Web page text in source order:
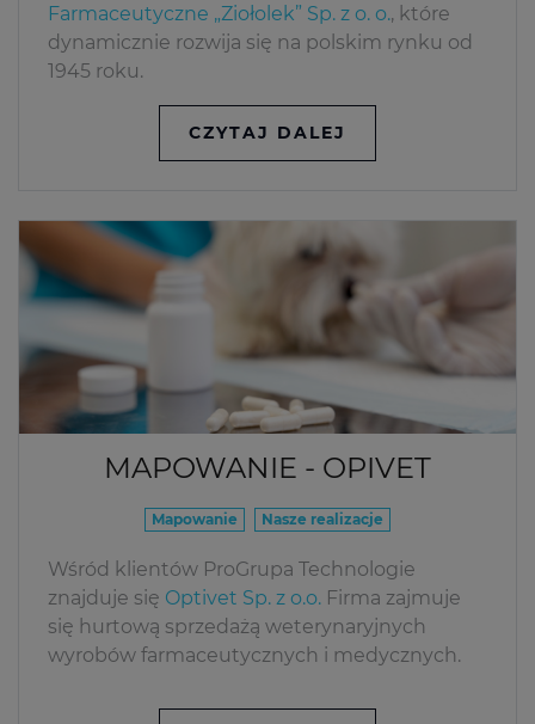
Farmaceutyczne „Ziołolek” Sp. z o. o., które
dynamicznie rozwija się na polskim rynku od
1945 roku.
CZYTAJ DALEJ
MAPOWANIE - OPIVET
Mapowanie Nasze realizacje
Wśród klientów ProGrupa Technologie
znajduje się Optivet Sp. z o.o. Firma zajmuje
się hurtową sprzedażą weterynaryjnych
wyrobów farmaceutycznych i medycznych.